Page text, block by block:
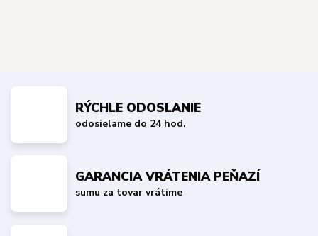
RÝCHLE ODOSLANIE
odosielame do 24 hod.
GARANCIA VRÁTENIA PEŇAZÍ
sumu za tovar vrátime